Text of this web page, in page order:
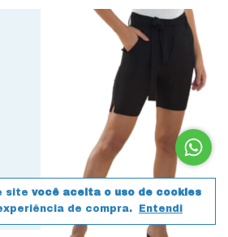
site você aceita o uso de cookies
de compra.
Entendi